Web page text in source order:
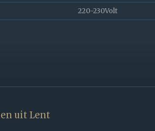
220-230Volt
uit Lent